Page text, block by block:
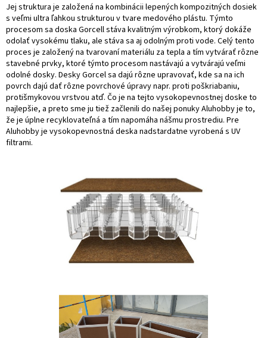
Jej struktura je založená na kombinácii lepených kompozitných dosiek
s veľmi ultra ľahkou strukturou v tvare medového plástu. Týmto
procesom sa doska Gorcell stáva kvalitným výrobkom, ktorý dokáže
odolať vysokému tlaku, ale stáva sa aj odolným proti vode. Celý tento
proces je založený na tvarovaní materiálu za tepla a tím vytvárať rôzne
stavebné prvky, ktoré týmto procesom nastávajú a vytvárajú veľmi
odolné dosky. Desky Gorcel sa dajú rôzne upravovať, kde sa na ich
povrch dajú dať rôzne povrchové úpravy napr. proti poškriabaniu,
protišmykovou vrstvou atď. Čo je na tejto vysokopevnostnej doske to
najlepšie, a preto sme ju tiež začlenili do našej ponuky Aluhobby je to,
že je úplne recyklovateľná a tím napomáha nášmu prostrediu. Pre
Aluhobby je vysokopevnostná deska nadstardatne vyrobená s UV
filtrami.